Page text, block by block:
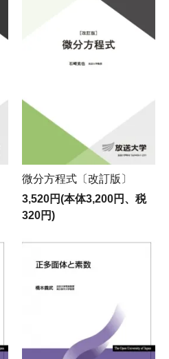
微分方程式〔改訂版〕
3,520円(本体3,200円、税
320円)